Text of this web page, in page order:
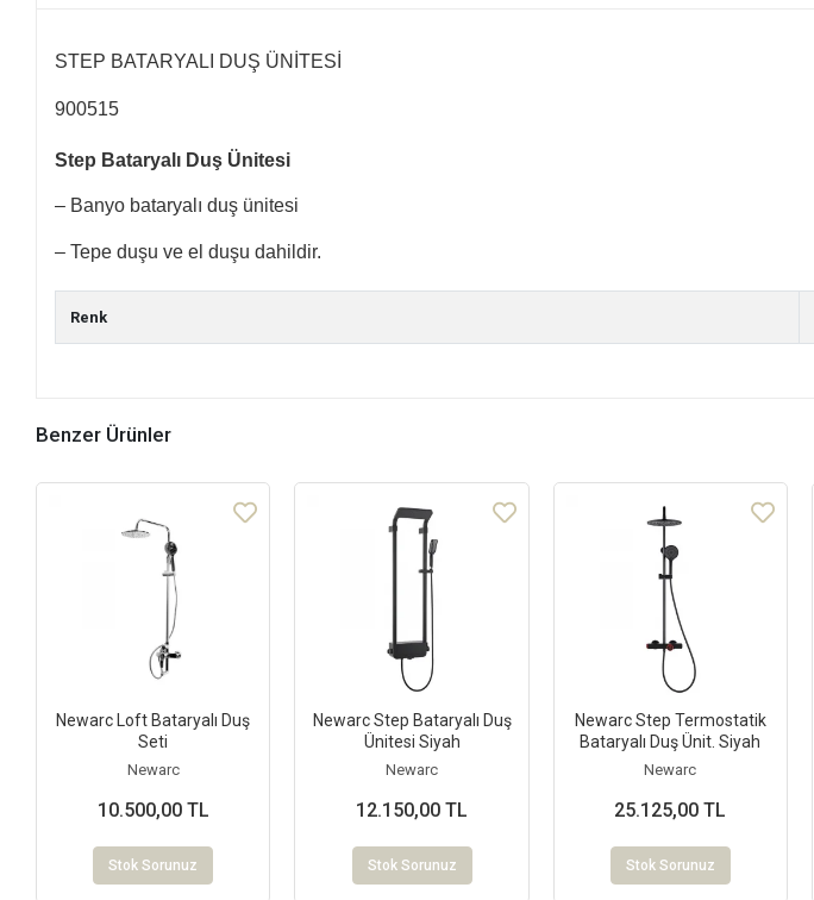
STEP BATARYALI DUŞ ÜNİTESİ
900515
Step Bataryalı Duş Ünitesi
– Banyo bataryalı duş ünitesi
– Tepe duşu ve el duşu dahildir.
Renk
Benzer Ürünler
Newarc Loft Bataryalı Duş
Seti
Newarc
10.500,00 TL
Stok Sorunuz
Newarc Step Bataryalı Duş
Ünitesi Siyah
Newarc
12.150,00 TL
Stok Sorunuz
Newarc Step Termostatik
Bataryalı Duş Ünit. Siyah
Newarc
25.125,00 TL
Stok Sorunuz